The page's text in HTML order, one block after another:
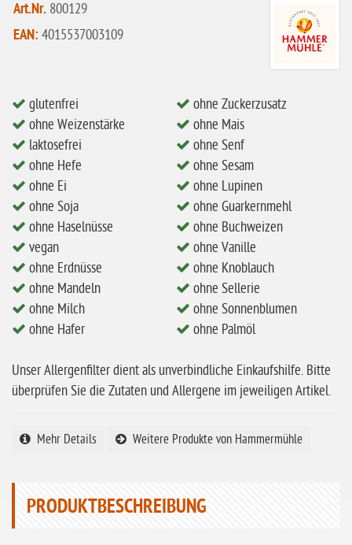
Bio
vegan
eiweißarm / PKU
ohne Mandeln
ohne Milch
ohne Hafer
ohne Zuckerzusatz
ohne Reis
ohne Mais
ohne Senf
ohne Sesam
ohne Guarkernmehl
ohne Vanille
ohne Sellerie
Art.Nr. 800129
EAN: 4015537003109
glutenfrei
ohne Weizenstärke
laktosefrei
ohne Hefe
ohne Ei
ohne Soja
ohne Haselnüsse
vegan
ohne Erdnüsse
ohne Mandeln
ohne Milch
ohne Hafer
ohne Zuckerzusatz
ohne Mais
ohne Senf
ohne Sesam
ohne Lupinen
ohne Guarkernmehl
ohne Buchweizen
ohne Vanille
ohne Knoblauch
ohne Sellerie
ohne Sonnenblumen
ohne Palmöl
Unser Allergenfilter dient als unverbindliche Einkaufshilfe. Bitte
überprüfen Sie die Zutaten und Allergene im jeweiligen Artikel.
Mehr Details Weitere Produkte von Hammermühle
PRODUKTBESCHREIBUNG